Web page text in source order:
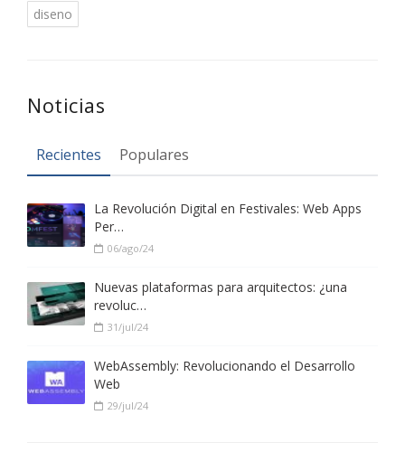
diseno
Noticias
Recientes Populares
La Revolución Digital en Festivales: Web Apps
Per…
06/ago/24
Nuevas plataformas para arquitectos: ¿una
revoluc…
31/jul/24
WebAssembly: Revolucionando el Desarrollo
Web
29/jul/24